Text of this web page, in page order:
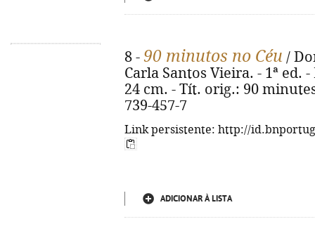
8 - 90 minutos no Céu /
Carla Santos Vieira. - 1ª ed.
24 cm. - Tít. orig.: 90
739-457-7
Link persistente: http://
ADICIONAR À LISTA